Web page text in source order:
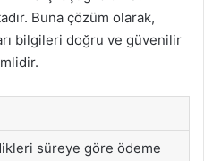
Buna çözüm olarak,
bilgileri doğru ve güvenilir
süreye göre ödeme